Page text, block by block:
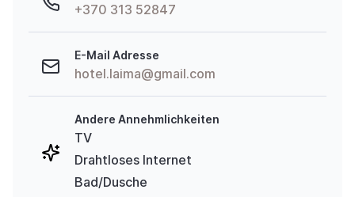
+370 313 52847
E-Mail Adresse
hotel.laima@gmail.com
Andere Annehmlichkeiten
TV
Drahtloses Internet
Bad/Dusche